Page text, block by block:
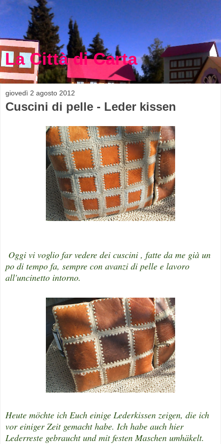
La Città di Carta
giovedì 2 agosto 2012
Cuscini di pelle - Leder kissen
Oggi vi voglio far vedere dei cuscini , fatte da me già un
po di tempo fa, sempre con avanzi di pelle e lavoro
all'uncinetto intorno.
Heute möchte ich Euch einige Lederkissen zeigen, die ich
vor einiger Zeit gemacht habe. Ich habe auch hier
Lederreste gebraucht und mit festen Maschen umhäkelt.